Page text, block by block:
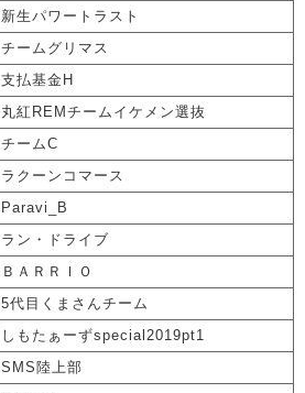
新生パワートラスト
チームグリマス
支払基金H
丸紅REMチームイケメン選抜
チームC
ラクーンコマース
Paravi_B
ラン・ドライブ
ＢＡＲＲＩＯ
5代目くまさんチーム
しもたぁーずspecial2019pt1
SMS陸上部